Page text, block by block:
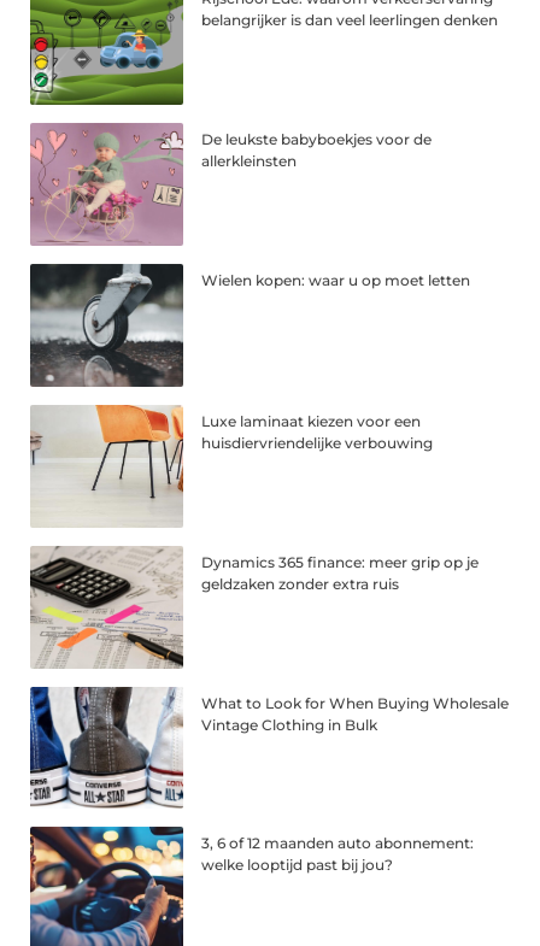
belangrijker is dan veel leerlingen denken
De leukste babyboekjes voor de
allerkleinsten
Wielen kopen: waar u op moet letten
Luxe laminaat kiezen voor een
huisdiervriendelijke verbouwing
Dynamics 365 finance: meer grip op je
geldzaken zonder extra ruis
What to Look for When Buying Wholesale
Vintage Clothing in Bulk
3, 6 of 12 maanden auto abonnement:
welke looptijd past bij jou?